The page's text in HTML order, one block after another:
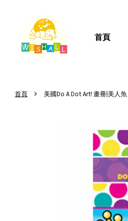
首頁
首頁 › 美國Do A Dot Art! 畫冊|美人魚